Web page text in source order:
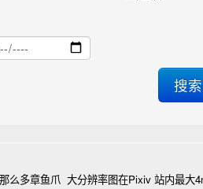
么多章鱼爪 大分辨率图在Pixiv 站内最大